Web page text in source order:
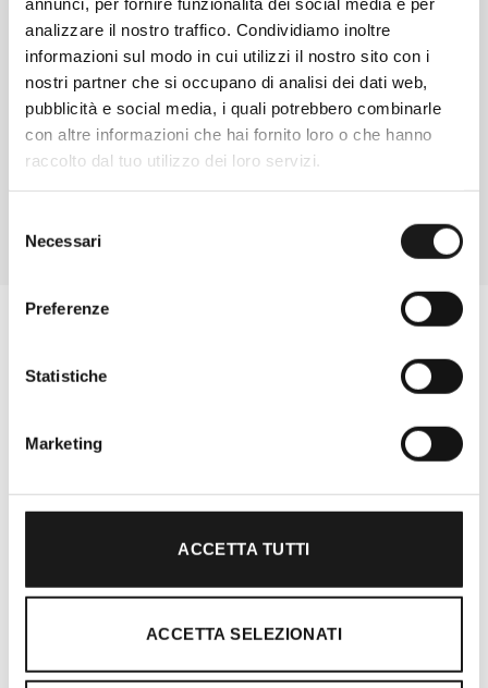
analizzare il nostro traffico. Condividiamo inoltre
informazioni sul modo in cui utilizzi il nostro sito con i
nostri partner che si occupano di analisi dei dati web,
pubblicità e social media, i quali potrebbero combinarle
con altre informazioni che hai fornito loro o che hanno
raccolto dal tuo utilizzo dei loro servizi.
delNecessari
Preferenze
Statistiche
Marketing
ACCETTA TUTTI
ACCETTA SELEZIONATI
Chiedi ad un esperto
Davide di RRTrek
CONTATTA
Oltre 30 anni di esperienza
Nato nel 1990 con il nome di Rifugio
Roma, RRTrek è il punto di riferimento